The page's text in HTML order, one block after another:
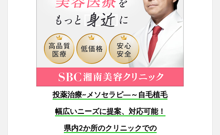
投薬治療~メソセラピ―～自毛植毛
幅広いニーズに提案、対応可能！
県内2か所のクリニックでの